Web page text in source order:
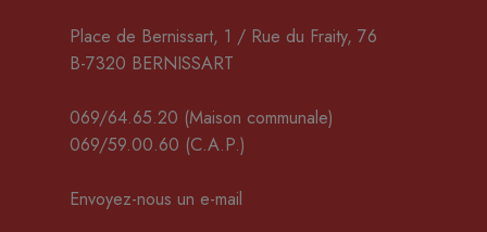
Place de Bernissart, 1 / Rue du Fraity, 76
B-7320 BERNISSART
069/64.65.20 (Maison communale)
069/59.00.60 (C.A.P.)
Envoyez-nous un e-mail